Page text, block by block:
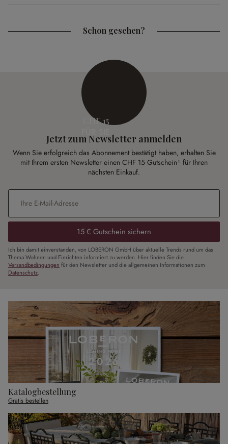
Schon gesehen?
CHF 15
Jetzt zum Newsletter anmelden
Wenn Sie erfolgreich das Abonnement bestätigt haben, erhalten Sie
mit Ihrem ersten Newsletter einen CHF 15 Gutschein¹ für Ihren
nächsten Einkauf.
E-Mail-Adresse
15 € Gutschein sichern
Ich bin damit einverstanden, von LOBERON GmbH über aktuelle Trends rund um das
Thema Wohnen und Einrichten informiert zu werden. Hier finden Sie die
Versandbedingungen für den Newsletter und die allgemeinen Informationen zum
Datenschutz.
Katalogbestellung
Gratis bestellen